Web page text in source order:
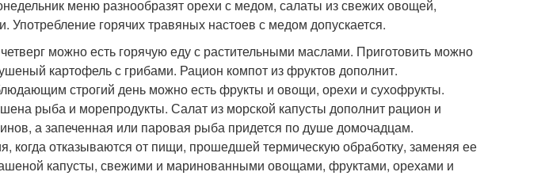
меню разнообразят орехи с медом, салаты из свежих овощей,
Употребление горячих травяных настоев с медом допускается.
можно есть горячую еду с растительными маслами. Приготовить можно
картофель с грибами. Рацион компот из фруктов дополнит.
строгий день можно есть фрукты и овощи, орехи и сухофрукты.
рыба и морепродукты. Салат из морской капусты дополнит рацион и
а запеченная или паровая рыба придется по душе домочадцам.
когда отказываются от пищи, прошедшей термическую обработку, заменяя ее
капусты, свежими и маринованными овощами, фруктами, орехами и